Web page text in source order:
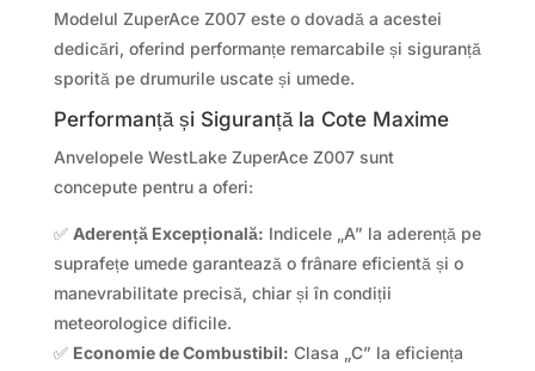
Modelul ZuperAce Z007 este o dovadă a acestei
dedicări, oferind performanțe remarcabile și siguranță
sporită pe drumurile uscate și umede.
Performanță și Siguranță la Cote Maxime
Anvelopele WestLake ZuperAce Z007 sunt
concepute pentru a oferi:
✅ Aderență Excepțională: Indicele „A” la aderență pe
suprafețe umede garantează o frânare eficientă și o
manevrabilitate precisă, chiar și în condiții
meteorologice dificile.
✅ Economie de Combustibil: Clasa „C” la eficiența